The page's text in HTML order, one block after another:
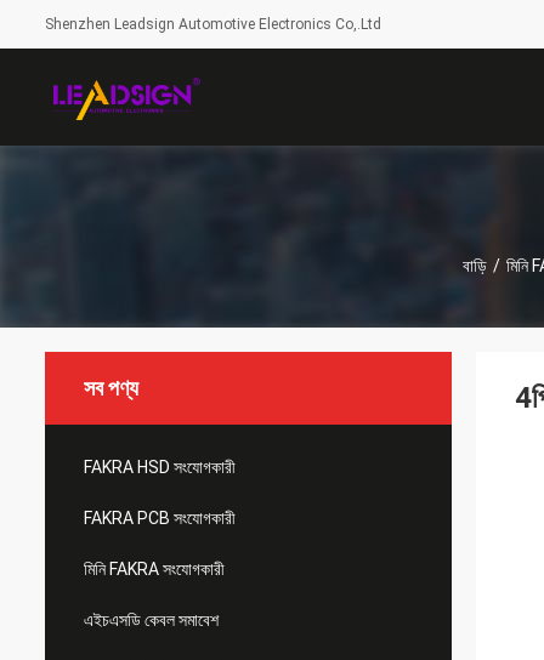
Shenzhen Leadsign Automotive Electronics Co,.Ltd
বাড়ি / মিনি
সব পণ্য
FAKRA HSD সংযোগকারী
FAKRA PCB সংযোগকারী
মিনি FAKRA সংযোগকারী
এইচএসডি কেবল সমাবেশ